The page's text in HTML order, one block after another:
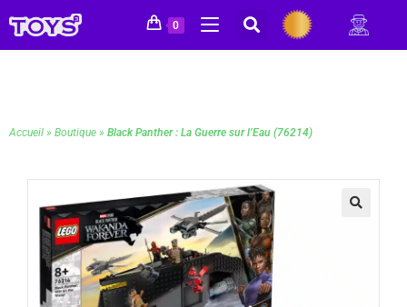
0
Accueil » Boutique » Black Panther : La Guerre sur l’Eau (76214)